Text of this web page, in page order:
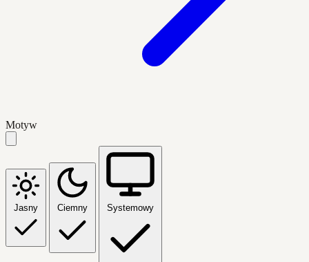
Motyw
Jasny Ciemny Systemowy